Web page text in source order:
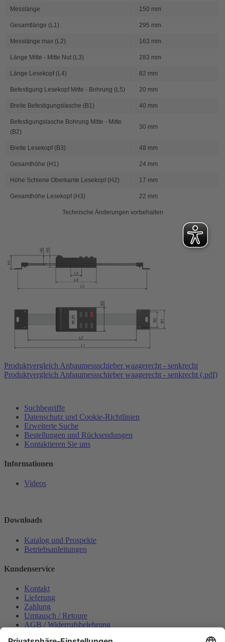
Messlänge 150 mm
Gesamtlänge (L1) 295 mm
Messlänge max (L2) 163 mm
Länge Mitte - Mitte Nut (L3) 283 mm
Länge Lesekopf (L4) 82 mm
Befestigung Lesekopf Mitte - Bohrung (L5) 20 mm
Breite Befestigungslasche (B1) 40 mm
Befestigungslasche Bohrung Mitte - Mitte
(B2)
30 mm
Breite Lesekopf (B3) 48 mm
Gesamthöhe (H1) 24 mm
Höhe Schiene Oberkante Lesekopf (H2) 17 mm
Gesamthöhe Lesekopf (H3) 22 mm
Technische Änderungen vorbehalten
Produktvergleich Anbaumessschieber waagerecht - senkrecht
Produktvergleich Anbaumessschieber waagerecht - senkrecht (.pdf)
Suchbegriffe
Datenschutz und Cookie-Richtlinien
Erweiterte Suche
Bestellungen und Rücksendungen
Kontaktieren Sie uns
Informationen
Videos
Downloads
Katalog und Prospekte
Betriebsanleitungen
Kundenservice
Kontakt
Lieferung
Zahlung
Umtausch / Retoure
AGB / Widerrufsbelehrung